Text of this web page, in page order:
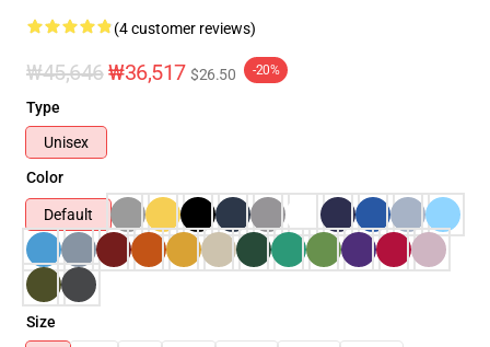
(4 customer reviews)
₩45,646₩36,517 $26.50 -20%
Type
Unisex
Color
Default
Size